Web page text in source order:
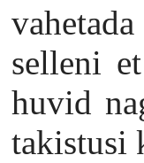
selleni
huvid
takistusi